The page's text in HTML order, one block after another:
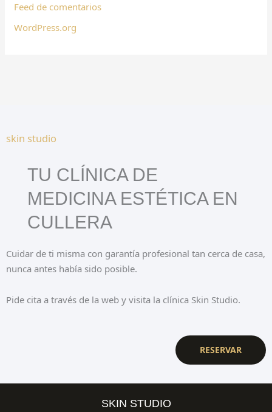
Feed de comentarios
WordPress.org
skin studio
TU CLÍNICA DE
MEDICINA ESTÉTICA EN
CULLERA
Cuidar de ti misma con garantía profesional tan cerca de casa,
nunca antes había sido posible.
Pide cita a través de la web y visita la clínica Skin Studio.
RESERVAR
SKIN STUDIO